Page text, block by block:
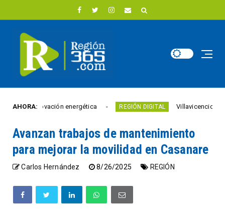
AHORA:
innovación energética REGIÓN DIGITAL Villavicencio abrió un
Avanzan trabajos de mantenimiento
para mejorar la movilidad en Casanare
Carlos Hernández 8/26/2025 REGIÓN